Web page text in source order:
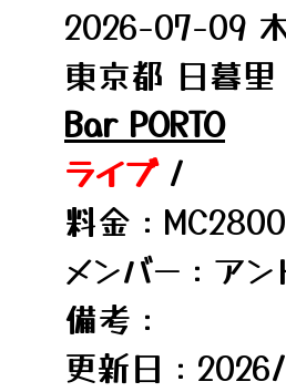
2026-07-09
東京都 日暮里
Bar PORTO
ライブ/
料金：
メンバー：ア
備考：
更新日：